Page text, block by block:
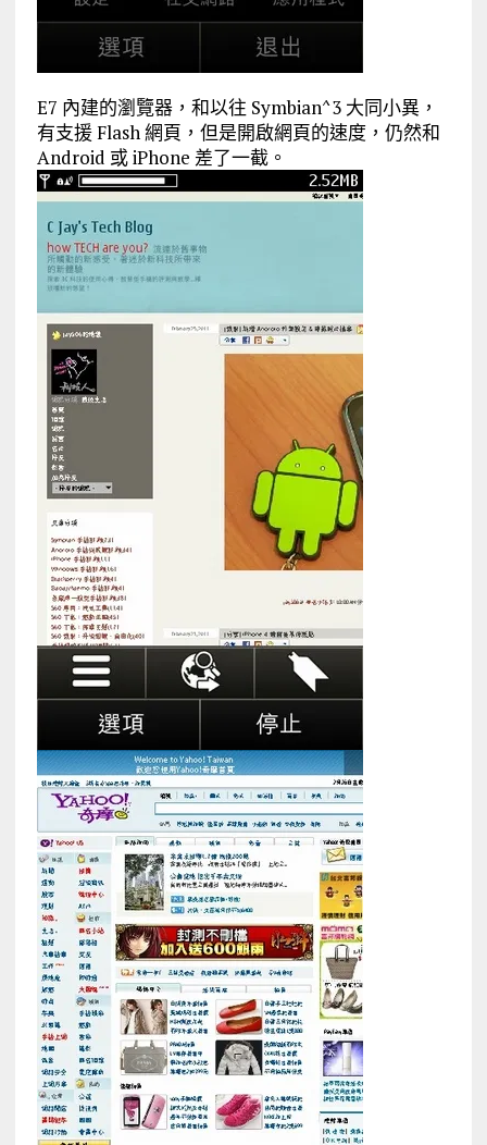
E7 內建的瀏覽器，和以往 Symbian^3 大同小異，
有支援 Flash 網頁，但是開啟網頁的速度，仍然和
Android 或 iPhone 差了一截。